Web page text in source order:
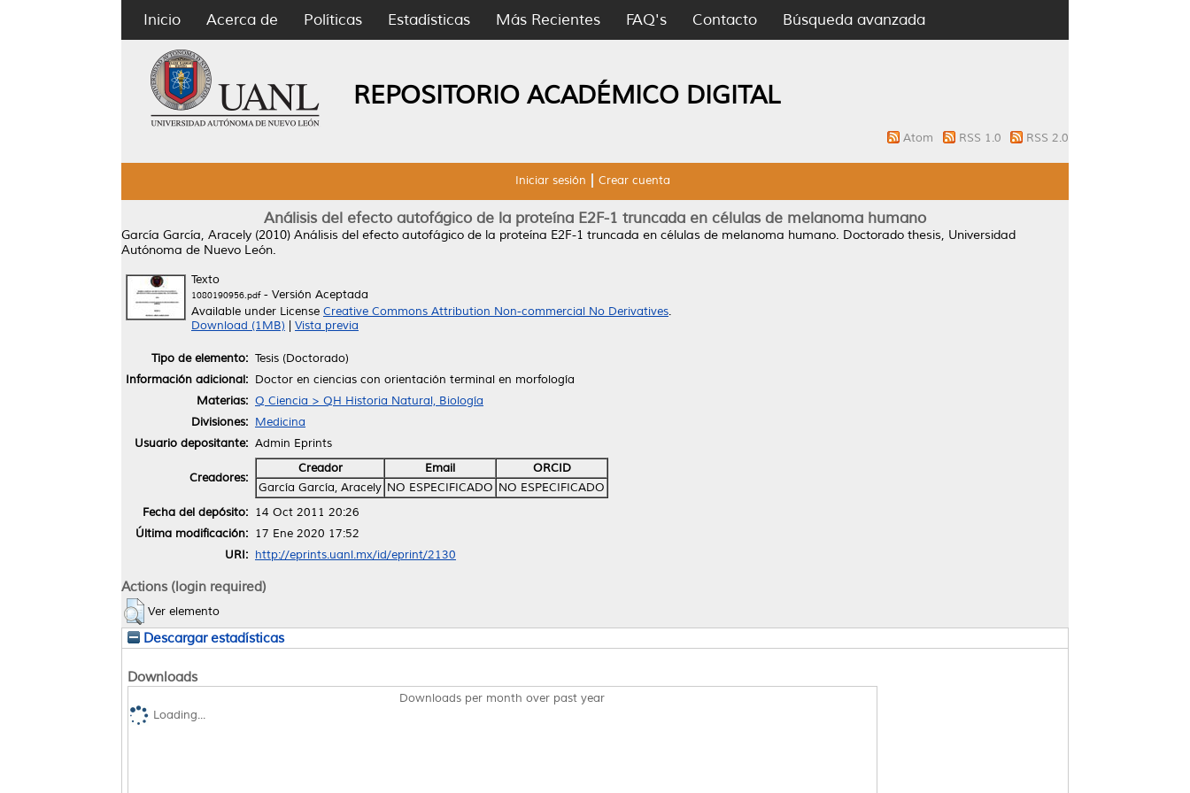
Inicio Acerca de Políticas Estadísticas Más Recientes FAQ's Contacto Búsqueda avanzada
REPOSITORIO ACADÉMICO DIGITAL
Atom RSS 1.0 RSS 2.0
Iniciar sesión Crear cuenta
Análisis del efecto autofágico de la proteína E2F-1 truncada en células de melanoma humano
García García, Aracely (2010) Análisis del efecto autofágico de la proteína E2F-1 truncada en células de melanoma humano. Doctorado thesis, Universidad
Autónoma de Nuevo León.
Texto
1080190956.pdf- Versión Aceptada
Available under License Creative Commons Attribution Non-commercial No Derivatives.
Download (1MB)
Vista previa
Tipo de elemento: Tesis (Doctorado)
Información adicional: Doctor en ciencias con orientación terminal en morfología
Materias: Q Ciencia > QH Historia Natural, Biología
Divisiones: Medicina
Usuario depositante: Admin Eprints
Creadores:
Creador Email
ORCID
García García, Aracely NO ESPECIFICADO NO ESPECIFICADO
Fecha del depósito: 14 Oct 2011 20:26
Última modificación: 17 Ene 2020 17:52
URI: http://eprints.uanl.mx/id/eprint/2130
Actions (login required)
Ver elemento
Descargar estadísticas
Downloads
Downloads per month over past year
Loading...